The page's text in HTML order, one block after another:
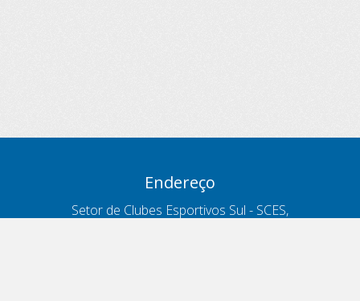
Endereço
Setor de Clubes Esportivos Sul - SCES,